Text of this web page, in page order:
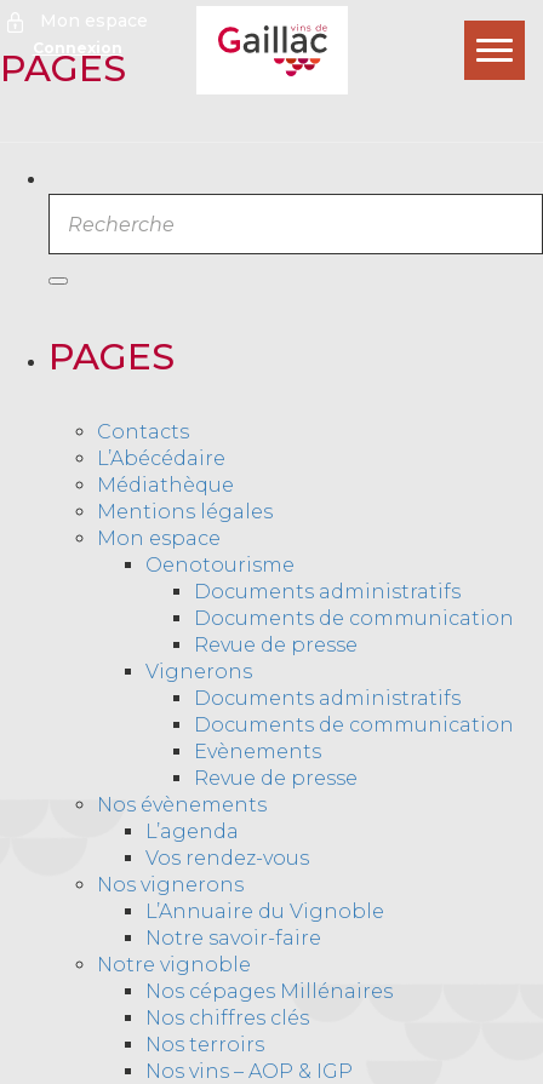
le
PAGES
Rechercher
Recherche
PAGES
Contacts
L’Abécédaire
Médiathèque
Mentions légales
Mon espace
Oenotourisme
Documents administratifs
Documents de communication
Revue de presse
Vignerons
Documents administratifs
Documents de communication
Evènements
Revue de presse
Nos évènements
L’agenda
Vos rendez-vous
Nos vignerons
L’Annuaire du Vignoble
Notre savoir-faire
Notre vignoble
Nos cépages Millénaires
Nos chiffres clés
Nos terroirs
Nos vins – AOP & IGP